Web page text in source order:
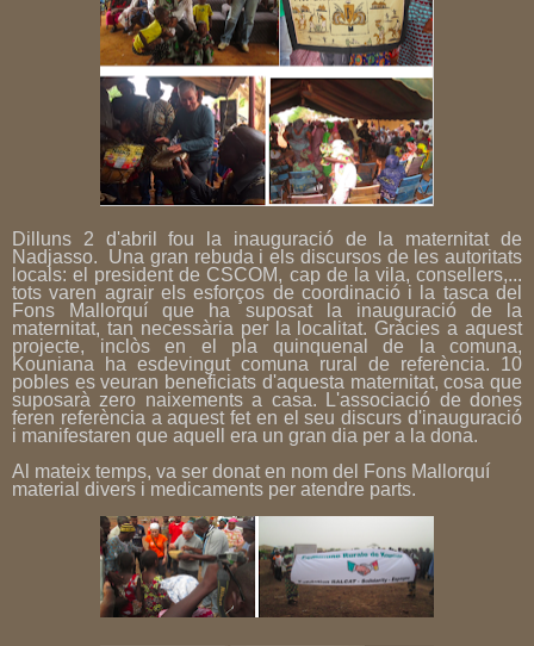
Dilluns 2 d'abril fou la inauguració de la maternitat de
Nadjasso. Una gran rebuda i els discursos de les autoritats
locals: el president de CSCOM, cap de la vila, consellers,...
tots varen agrair els esforços de coordinació i la tasca del
Fons Mallorquí que ha suposat la inauguració de la
maternitat, tan necessària per la localitat. Gràcies a aquest
projecte, inclòs en el pla quinquenal de la comuna,
Kouniana ha esdevingut comuna rural de referència. 10
pobles es veuran beneficiats d'aquesta maternitat, cosa que
suposarà zero naixements a casa. L'associació de dones
feren referència a aquest fet en el seu discurs d'inauguració
i manifestaren que aquell era un gran dia per a la dona.
Al mateix temps, va ser donat en nom del Fons Mallorquí
material divers i medicaments per atendre parts.